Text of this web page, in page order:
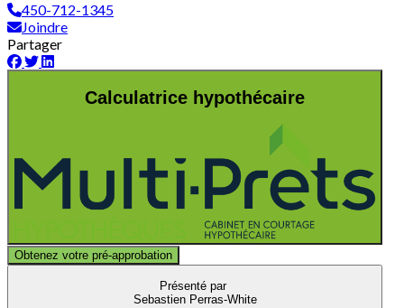
450-712-1345
Joindre
Partager
Calculatrice hypothécaire
Obtenez votre pré-approbation
Présenté par
Sebastien Perras-White